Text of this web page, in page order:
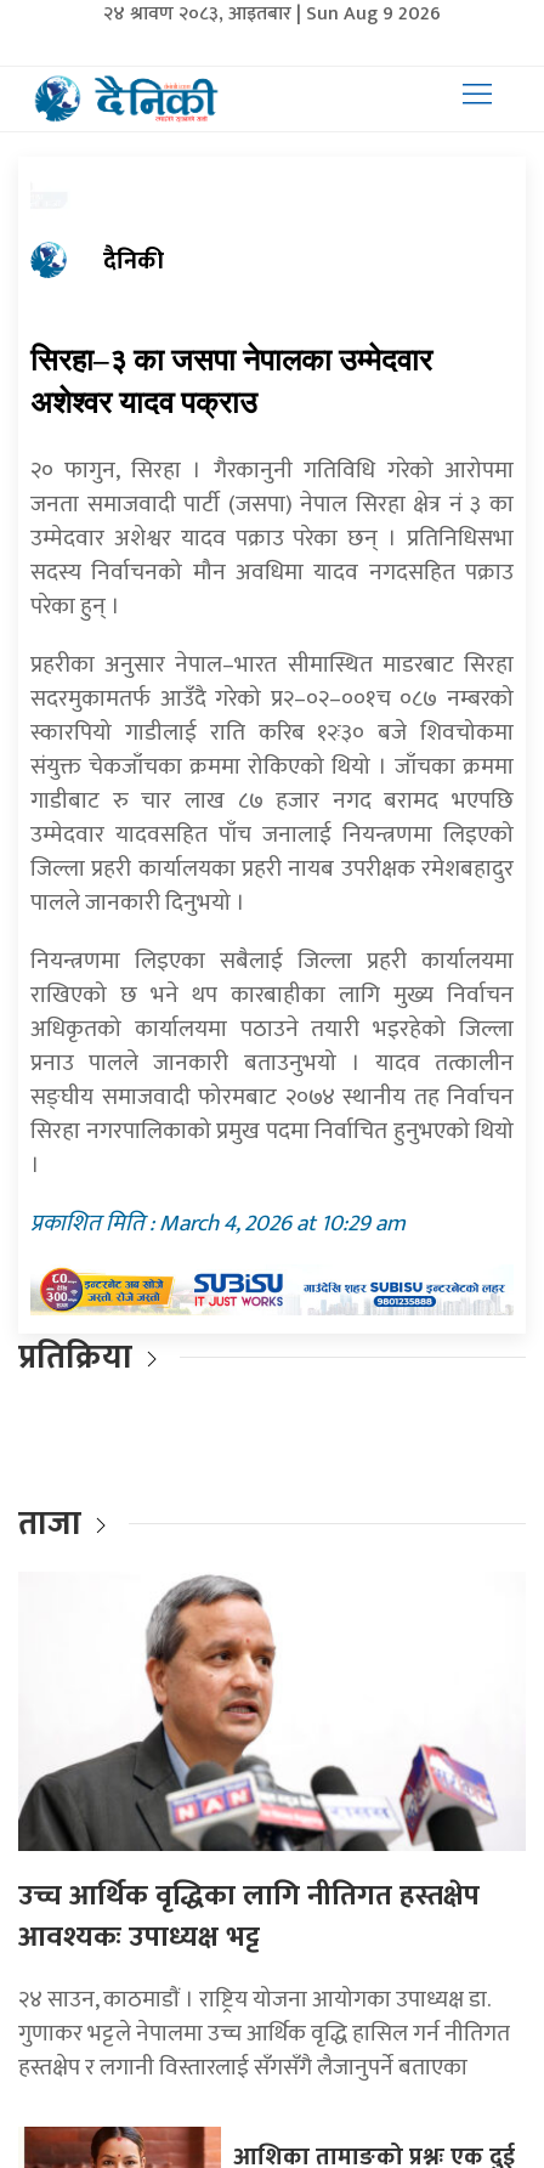
२४ श्रावण २०८३, आइतबार | Sun Aug 9 2026
दैनिकी
सिरहा–३ का जसपा नेपालका उम्मेदवार
अशेश्वर यादव पक्राउ
२० फागुन, सिरहा । गैरकानुनी गतिविधि गरेको आरोपमा
जनता समाजवादी पार्टी (जसपा) नेपाल सिरहा क्षेत्र नं ३ का
उम्मेदवार अशेश्वर यादव पक्राउ परेका छन् । प्रतिनिधिसभा
सदस्य निर्वाचनको मौन अवधिमा यादव नगदसहित पक्राउ
परेका हुन् ।
प्रहरीका अनुसार नेपाल–भारत सीमास्थित माडरबाट सिरहा
सदरमुकामतर्फ आउँदै गरेको प्र२–०२–००१च ०८७ नम्बरको
स्कारपियो गाडीलाई राति करिब १२ः३० बजे शिवचोकमा
संयुक्त चेकजाँचका क्रममा रोकिएको थियो । जाँचका क्रममा
गाडीबाट रु चार लाख ८७ हजार नगद बरामद भएपछि
उम्मेदवार यादवसहित पाँच जनालाई नियन्त्रणमा लिइएको
जिल्ला प्रहरी कार्यालयका प्रहरी नायब उपरीक्षक रमेशबहादुर
पालले जानकारी दिनुभयो ।
नियन्त्रणमा लिइएका सबैलाई जिल्ला प्रहरी कार्यालयमा
राखिएको छ भने थप कारबाहीका लागि मुख्य निर्वाचन
अधिकृतको कार्यालयमा पठाउने तयारी भइरहेको जिल्ला
प्रनाउ पालले जानकारी बताउनुभयो । यादव तत्कालीन
सङ्घीय समाजवादी फोरमबाट २०७४ स्थानीय तह निर्वाचन
सिरहा नगरपालिकाको प्रमुख पदमा निर्वाचित हुनुभएको थियो
।
प्रकाशित मिति : March 4, 2026 at 10:29 am
प्रतिक्रिया
ताजा
उच्च आर्थिक वृद्धिका लागि नीतिगत हस्तक्षेप
आवश्यकः उपाध्यक्ष भट्ट
२४ साउन, काठमाडाैं । राष्ट्रिय योजना आयोगका उपाध्यक्ष डा.
गुणाकर भट्टले नेपालमा उच्च आर्थिक वृद्धि हासिल गर्न नीतिगत
हस्तक्षेप र लगानी विस्तारलाई सँगसँगै लैजानुपर्ने बताएका
आशिका तामाङको प्रश्नः एक दुई